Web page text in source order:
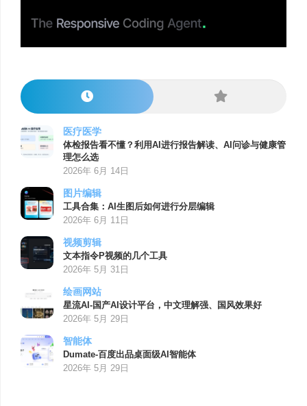
医疗医学
体检报告看不懂？利用AI进行报告解读、AI问诊与健康管
理怎么选
2026年 6月 14日
图片编辑
工具合集：AI生图后如何进行分层编辑
2026年 6月 11日
视频剪辑
文本指令P视频的几个工具
2026年 5月 31日
绘画网站
星流AI-国产AI设计平台，中文理解强、国风效果好
2026年 5月 29日
智能体
Dumate-百度出品桌面级AI智能体
2026年 5月 29日